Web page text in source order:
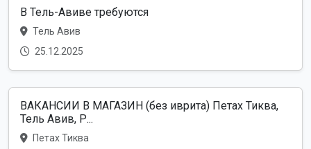
В Тель-Авиве требуются
Тель Авив
25.12.2025
ВАКАНСИИ В МАГАЗИН (без иврита) Петах Тиква,
Тель Авив, Р...
Петах Тиква